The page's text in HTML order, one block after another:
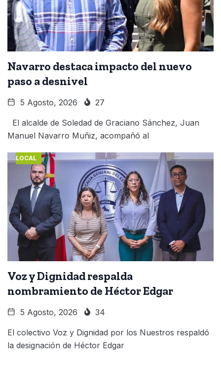
Navarro destaca impacto del nuevo
paso a desnivel
5 Agosto, 2026 27
El alcalde de Soledad de Graciano Sánchez, Juan
Manuel Navarro Muñiz, acompañó al
LOCAL
Voz y Dignidad respalda
nombramiento de Héctor Edgar
5 Agosto, 2026 34
El colectivo Voz y Dignidad por los Nuestros respaldó
la designación de Héctor Edgar